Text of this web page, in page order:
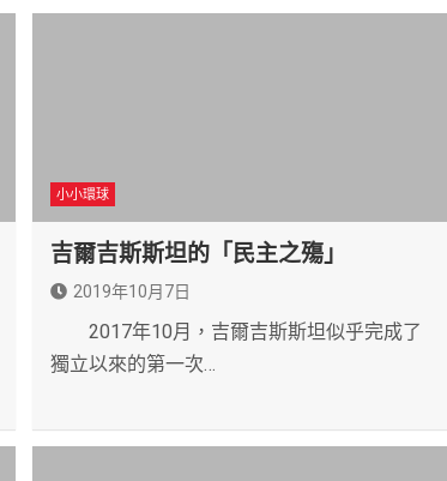
小小環球
吉爾吉斯斯坦的「民主之殤」
2019年10月7日
2017年10月，吉爾吉斯斯坦似乎完成了
獨立以來的第一次…